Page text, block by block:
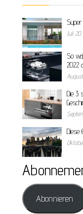
Juli
So
2022
Die 3
Diese
Abonnieren